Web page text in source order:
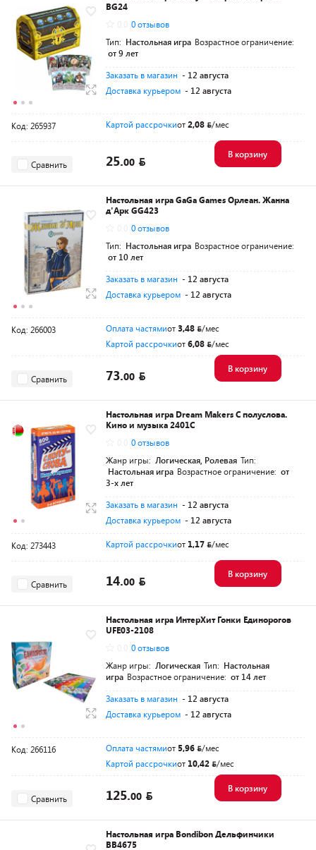
BG24
0 отзывов
Тип: Настольная игра Возрастное ограничение:
от 9 лет
Заказать в магазин - 12 августа
Доставка курьером - 12 августа
Код: 265937 Картой рассрочкиот2,08 /мес
Сравнить 25.00
В корзину
Настольная игра GaGa Games Орлеан. Жанна
д'Арк GG423
0 отзывов
Тип: Настольная игра Возрастное ограничение:
от 10 лет
Заказать в магазин - 12 августа
Доставка курьером - 12 августа
Код: 266003 Оплата частямиот3,48
/мес
Картой рассрочкиот6,08 /мес
Сравнить 73.00
В корзину
Настольная игра Dream Makers С полуслова.
Кино и музыка 2401C
0 отзывов
Жанр игры: Логическая, Ролевая Тип:
Настольная игра Возрастное ограничение: от
3-х лет
Заказать в магазин - 12 августа
Доставка курьером - 12 августа
Код: 273443 Картой рассрочкиот 1,17 /мес
Сравнить 14.00
В корзину
Настольная игра ИнтерХит Гонки Единорогов
UFE03-2108
0 отзывов
Жанр игры: Логическая Тип: Настольная
игра Возрастное ограничение: от 14 лет
Заказать в магазин - 12 августа
Доставка курьером - 12 августа
Код: 266116 Оплата частямиот 5,96
/мес
Картой рассрочкиот 10,42 /мес
Сравнить 125.00
В корзину
Настольная игра Bondibon Дельфинчики
ВВ4675